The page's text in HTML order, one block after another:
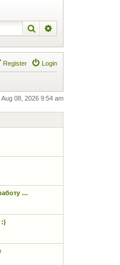
Search
Login
Register
08, 2026 9:54 am
…
:)